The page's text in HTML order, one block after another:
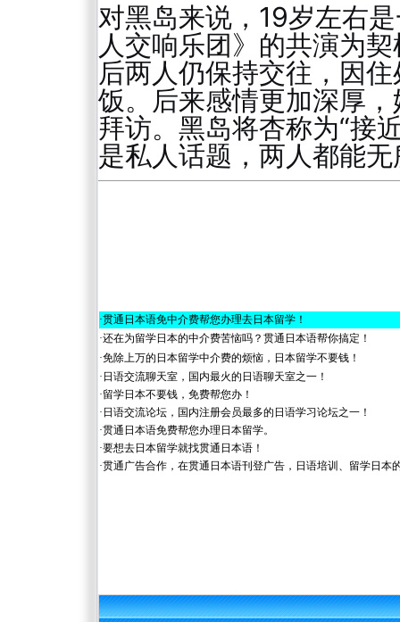
对黑岛来说，19岁左右
人交响乐团》的共演为
后两人仍保持交往，因
饭。后来感情更加深厚
拜访。黑岛将杏称为“接
是私人话题，两人都能
·贯通日本语免中介费帮您办理去日本留学！
·还在为留学日本的中介费苦恼吗？贯通日本语帮你搞定！
·免除上万的日本留学中介费的烦恼，日本留学不要钱！
· 日语交流聊天室，国内最火的日语聊天室之一！
·留学日本不要钱，免费帮您办！
· 日语交流论坛，国内注册会员最多的日语学习论坛之一！
·贯通日本语免费帮您办理日本留学。
·要想去日本留学就找贯通日本语！
·贯通广告合作，在贯通日本语刊登广告，日语培训、留学日本